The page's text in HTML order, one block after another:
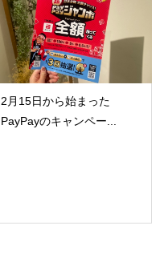
2月15日から始まった
PayPayのキャンペー...